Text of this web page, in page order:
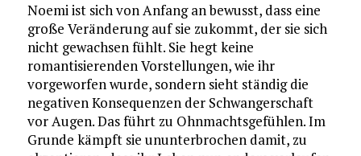
Noemi ist sich von Anfang an bewusst, dass eine
große Veränderung auf sie zukommt, der sie sich
nicht gewachsen fühlt. Sie hegt keine
romantisierenden Vorstellungen, wie ihr
vorgeworfen wurde, sondern sieht ständig die
negativen Konsequenzen der Schwangerschaft
vor Augen. Das führt zu Ohnmachtsgefühlen. Im
Grunde kämpft sie ununterbrochen damit, zu